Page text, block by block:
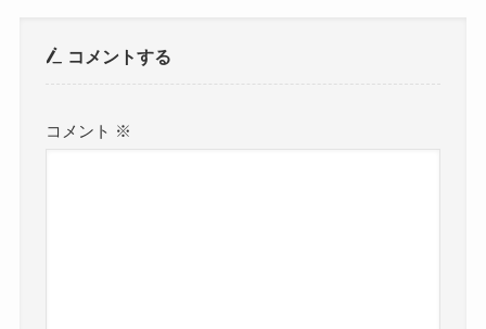
コメントする
コメント ※